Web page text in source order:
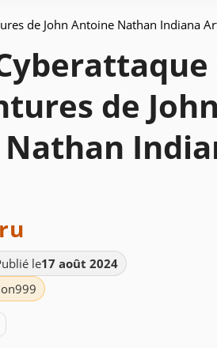
de John Antoine Nathan Indiana
de John
le17 août 2024